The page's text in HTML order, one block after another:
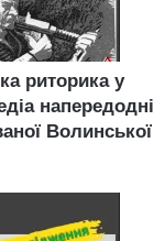
риторика у
напередодні
Волинської